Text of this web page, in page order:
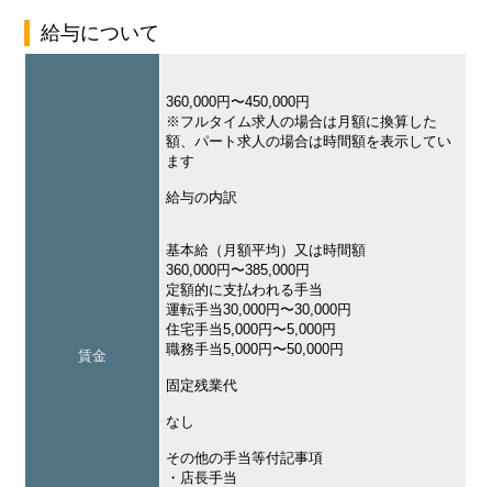
給与について
賃金
360,000円〜450,000円
※フルタイム求人の場合は月額に換算した
額、パート求人の場合は時間額を表示してい
ます
給与の内訳
基本給（月額平均）又は時間額
360,000円〜385,000円
定額的に支払われる手当
運転手当30,000円〜30,000円
住宅手当5,000円〜5,000円
職務手当5,000円〜50,000円
固定残業代
なし
その他の手当等付記事項
・店長手当